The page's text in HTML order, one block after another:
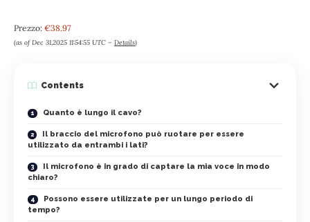
Prezzo: €38.97
(as of Dec 31,2025 11:54:55 UTC – Details)
Contents
Quanto è lungo il cavo?
Il braccio del microfono può ruotare per essere
utilizzato da entrambi i lati?
Il microfono è in grado di captare la mia voce in modo
chiaro?
Possono essere utilizzate per un lungo periodo di
tempo?